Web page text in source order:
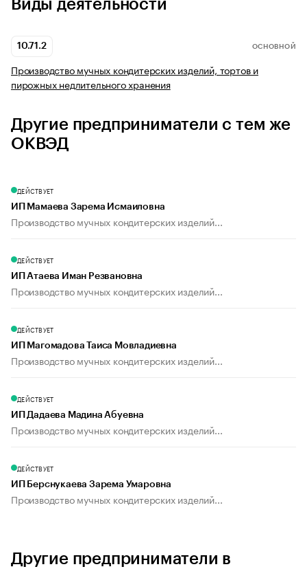
Виды деятельности
10.71.2 ОСНОВНОЙ
Производство мучных кондитерских изделий, тортов и
пирожных недлительного хранения
Другие предприниматели с тем же
ОКВЭД
ДЕЙСТВУЕТ
ИП Мамаева Зарема Исмаиловна
Производство мучных кондитерских изделий...
ДЕЙСТВУЕТ
ИП Атаева Иман Резвановна
Производство мучных кондитерских изделий...
ДЕЙСТВУЕТ
ИП Магомадова Таиса Мовладиевна
Производство мучных кондитерских изделий...
ДЕЙСТВУЕТ
ИП Дадаева Мадина Абуевна
Производство мучных кондитерских изделий...
ДЕЙСТВУЕТ
ИП Берснукаева Зарема Умаровна
Производство мучных кондитерских изделий...
Другие предприниматели в